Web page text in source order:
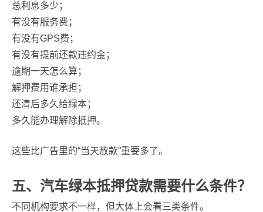
总利息多少；
有没有服务费；
有没有GPS费；
有没有提前还款违约金；
逾期一天怎么算；
解押费用谁承担；
还清后多久给绿本；
多久能办理解除抵押。
这些比广告里的“当天放款”重要多了。
五、汽车绿本抵押贷款需要什么条件？
不同机构要求不一样，但大体上会看三类条件。